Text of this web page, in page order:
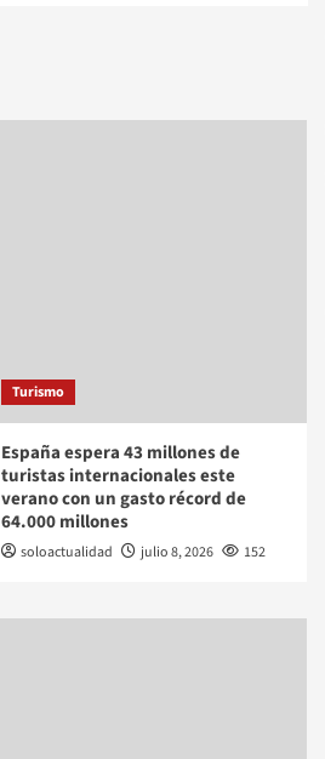
Turismo
España espera 43 millones de
turistas internacionales este
verano con un gasto récord de
64.000 millones
soloactualidad julio 8, 2026 152